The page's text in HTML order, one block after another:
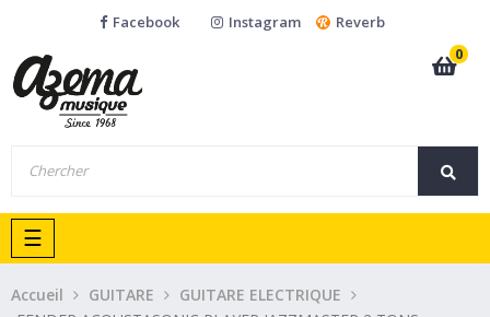
Facebook Instagram
Reverb
0
Basculer
la
navigation
☰
Accueil GUITARE
GUITARE ELECTRIQUE